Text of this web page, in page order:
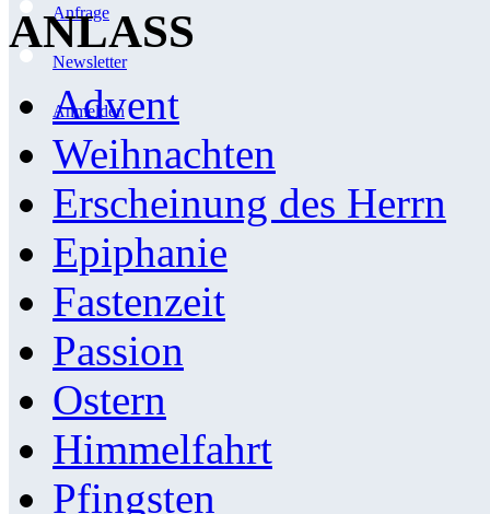
Anfrage
Newsletter
Anmelden
ANLASS
Advent
Weihnachten
Erscheinung des Herrn
Epiphanie
Fastenzeit
Passion
Ostern
Himmelfahrt
Pfingsten